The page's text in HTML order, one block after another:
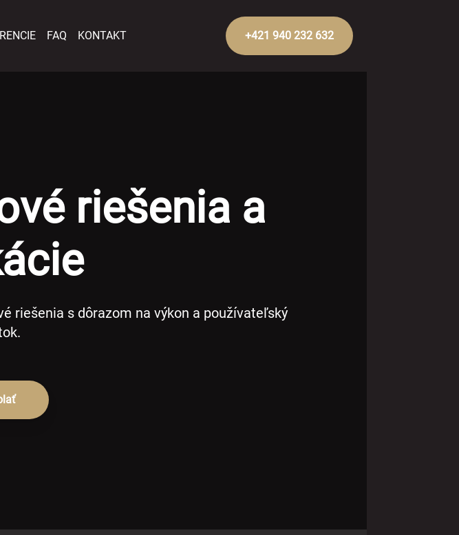
FAQ KONTAKT +421 940 232 632
riešenia a
riešenia s dôrazom na výkon a používateľský